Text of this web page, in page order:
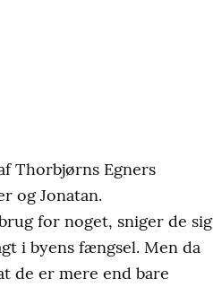
Thorbjørns Egners
og Jonatan.
for noget, sniger de sig
i byens fængsel. Men da
de er mere end bare